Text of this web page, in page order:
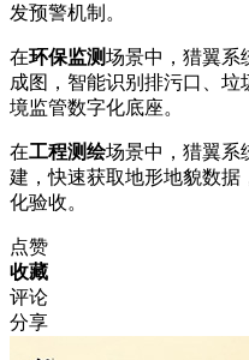
发预警机制。
在环保监测场景中，猎翼系
成图，智能识别排污口、
境监管数字化底座。
在工程测绘场景中，猎翼系
建，快速获取地形地貌数
化验收。
点赞
收藏
评论
分享